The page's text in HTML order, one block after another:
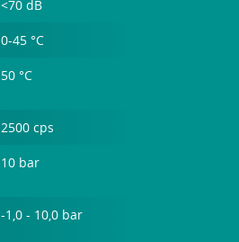
<70 dB
0-45 °C
50 °C
2500 cps
10 bar
-1,0 - 10,0 bar